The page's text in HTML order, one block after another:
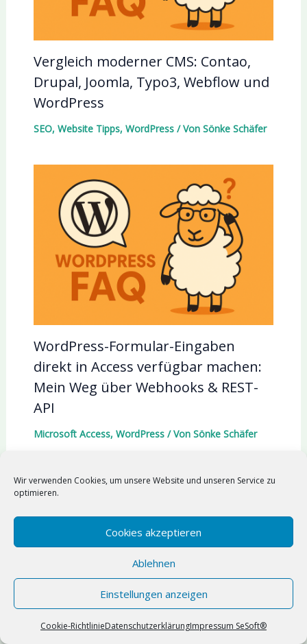
Wir verwenden Cookies, um unsere Website und unseren Service zu
optimieren.
Cookies akzeptieren
Ablehnen
Einstellungen anzeigen
Cookie-RichtlinieDatenschutzerklärungImpressum SeSoft®
Vergleich moderner CMS: Contao,
Drupal, Joomla, Typo3, Webflow und
WordPress
SEO, Website Tipps, WordPress/ Von Sönke Schäfer
WordPress-Formular-Eingaben
direkt in Access verfügbar machen:
Mein Weg über Webhooks & REST-
API
Microsoft Access, WordPress/ Von Sönke Schäfer
Suchen